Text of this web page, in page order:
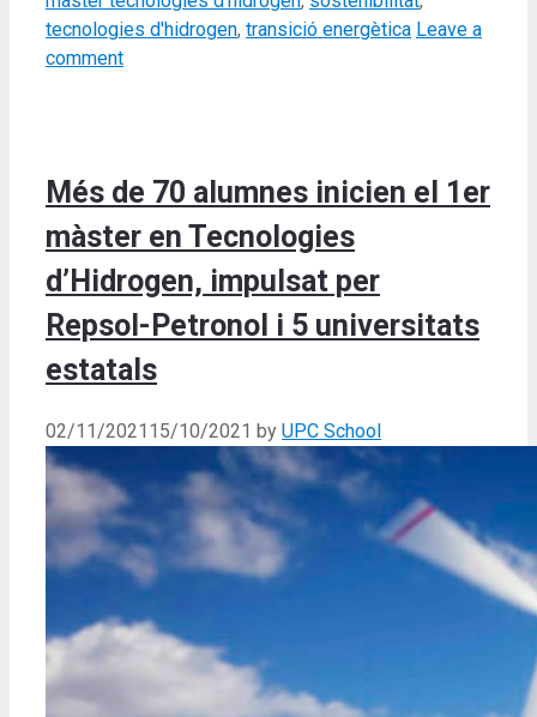
tecnologies d'hidrogen, transició energètica Leave a
comment
Més de 70 alumnes inicien el 1er
màster en Tecnologies
d’Hidrogen, impulsat per
Repsol-Petronol i 5 universitats
estatals
02/11/2021 15/10/2021 by UPC School